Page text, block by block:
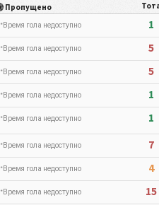
Пропущено
*Время гола недоступно 1
*Время гола недоступно 5
*Время гола недоступно 5
*Время гола недоступно 1
*Время гола недоступно 1
*Время гола недоступно 7
*Время гола недоступно 4
*Время гола недоступно 15